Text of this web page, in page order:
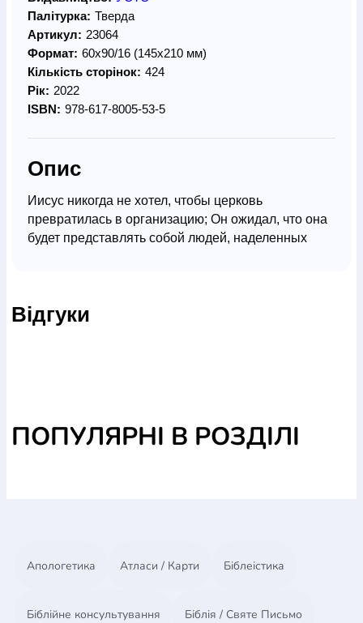
Палітурка: Тверда
Артикул: 23064
Формат: 60х90/16 (145х210 мм)
Кількість сторінок: 424
Рік: 2022
ISBN: 978-617-8005-53-5
Опис
Иисус никогда не хотел, чтобы церковь
превратилась в организацию; Он ожидал, что она
будет представлять собой людей, наделенных
используют власть для того, чтобы доминировать
поместные церкви могут использовать власть для
преображения своих местных сообществ и
доверия людей организации и искупленных Богом
Відгуки
ПОПУЛЯРНІ В РОЗДІЛІ
Апологетика Атласи / Карти Біблеістика
Біблійне консультування Біблія / Святе Письмо